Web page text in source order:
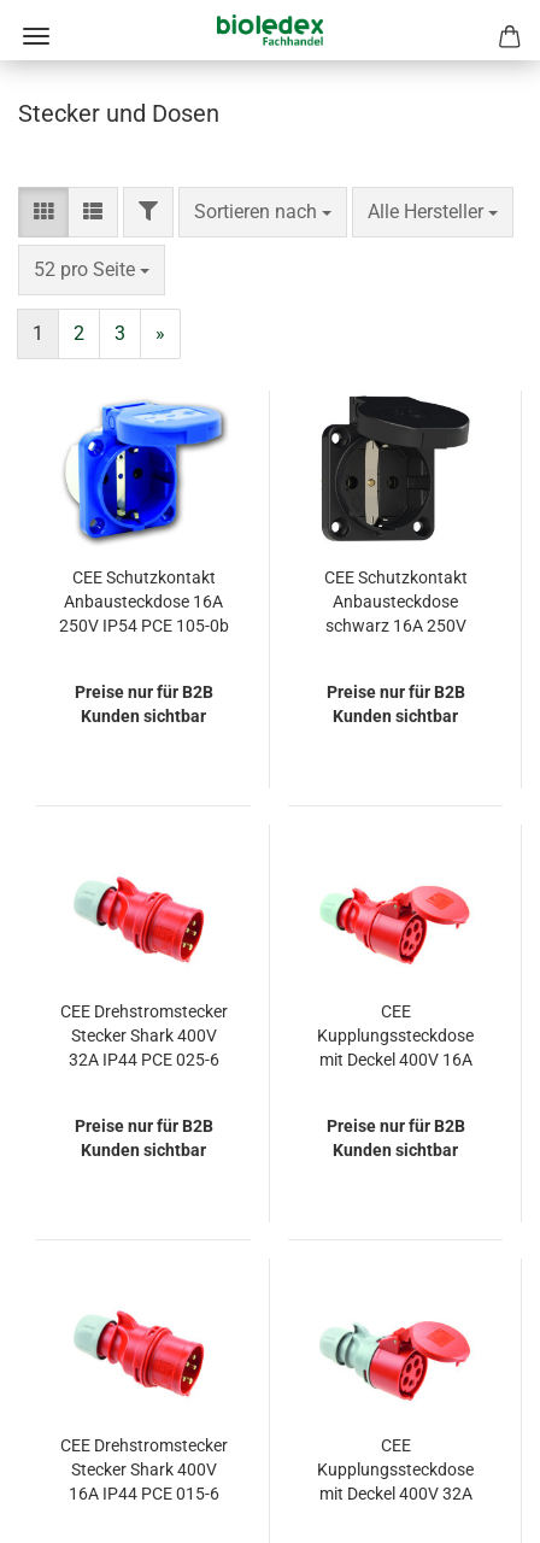
Stecker und Dosen
FILTERSortieren nach
Sortieren nach Alle Hersteller
pro Seite
52 pro Seite
pro Seite
1 2 3 »
CEE Schutzkontakt
Anbausteckdose 16A
250V IP54 PCE 105-0b
Preise nur für B2B
Kunden sichtbar
CEE Schutzkontakt
Anbausteckdose
schwarz 16A 250V
Preise nur für B2B
Kunden sichtbar
CEE Drehstromstecker
Stecker Shark 400V
32A IP44 PCE 025-6
Preise nur für B2B
Kunden sichtbar
CEE
Kupplungssteckdose
mit Deckel 400V 16A
Preise nur für B2B
Kunden sichtbar
CEE Drehstromstecker
Stecker Shark 400V
16A IP44 PCE 015-6
CEE
Kupplungssteckdose
mit Deckel 400V 32A